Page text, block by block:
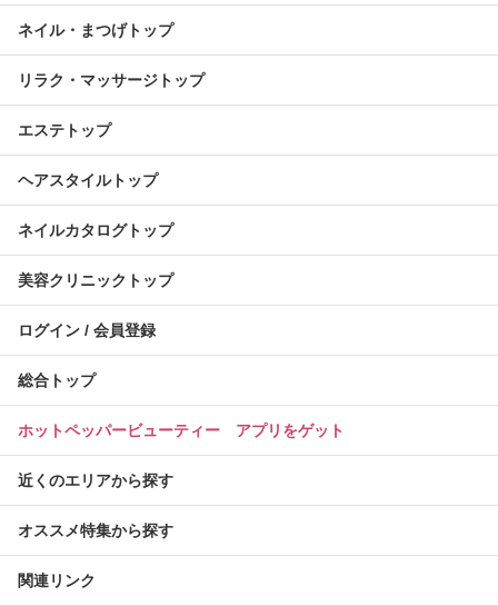
ネイル・まつげトップ
リラク・マッサージトップ
エステトップ
ヘアスタイルトップ
ネイルカタログトップ
美容クリニックトップ
ログイン / 会員登録
総合トップ
ホットペッパービューティー アプリをゲット
近くのエリアから探す
オススメ特集から探す
関連リンク